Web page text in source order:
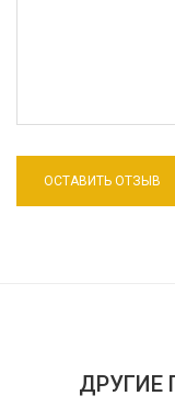
ДРУГИЕ